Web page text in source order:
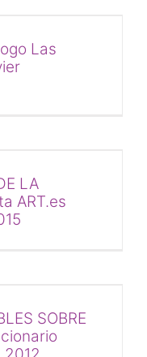
Las
LA
ART.es
SOBRE